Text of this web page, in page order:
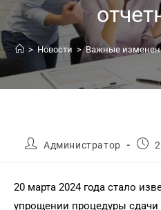
> Новости > Важные
Администратор
20 марта 2024 года стало
упрощении процедуры